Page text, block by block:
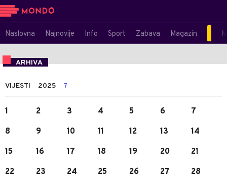
Naslovna Najnovije Info Sport Zabava Magazin
ARHIVA
VIJESTI 2025 7
1 2 3 4 5 6
7
8
9 10 11 12 13
14
15
16 17 18 19 20
21
22
23 24 25 26 27
28